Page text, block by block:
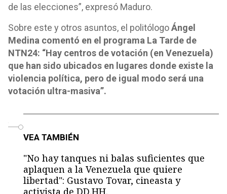
de las elecciones”, expresó Maduro.
Sobre este y otros asuntos, el politólogoÁngel
Medina comentó en el programa La Tarde de
NTN24: “Hay centros de votación (en Venezuela)
que han sido ubicados en lugares donde existe la
violencia política, pero de igual modo será una
votación ultra-masiva”.
VEA TAMBIÉN
"No hay tanques ni balas suficientes que
aplaquen a la Venezuela que quiere
libertad": Gustavo Tovar, cineasta y
activista de DD.HH.